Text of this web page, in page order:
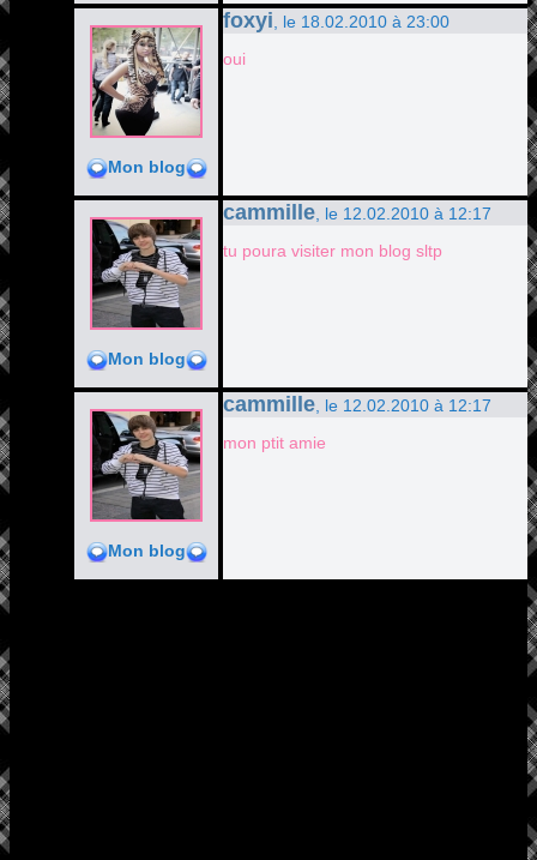
Mon blog
foxyi , le 18.02.2010 à 23:00
oui
Mon blog
cammille , le 12.02.2010 à 12:17
tu poura visiter mon blog sltp
Mon blog
cammille , le 12.02.2010 à 12:17
mon ptit amie